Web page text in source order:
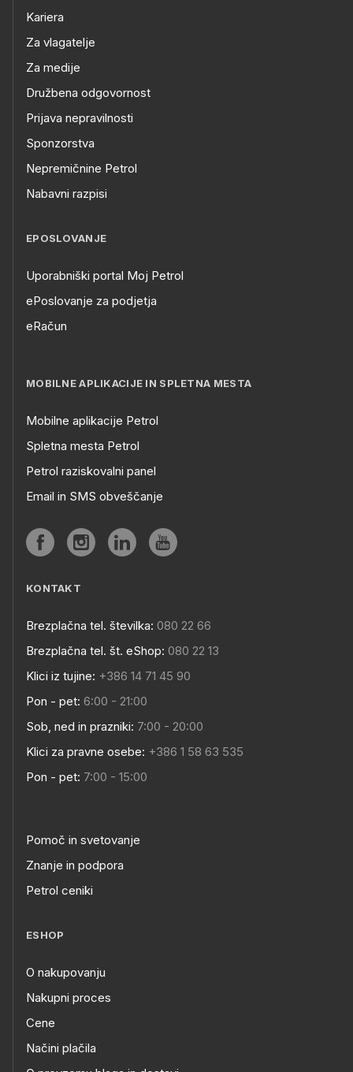
Kariera
Za vlagatelje
Za medije
Družbena odgovornost
Prijava nepravilnosti
Sponzorstva
Nepremičnine Petrol
Nabavni razpisi
EPOSLOVANJE
Uporabniški portal Moj Petrol
ePoslovanje za podjetja
eRačun
MOBILNE APLIKACIJE IN SPLETNA MESTA
Mobilne aplikacije Petrol
Spletna mesta Petrol
Petrol raziskovalni panel
Email in SMS obveščanje
KONTAKT
Brezplačna tel. številka: 080 22 66
Brezplačna tel. št. eShop: 080 22 13
Klici iz tujine: +386 14 71 45 90
Pon - pet: 6:00 - 21:00
Sob, ned in prazniki: 7:00 - 20:00
Klici za pravne osebe: +386 1 58 63 535
Pon - pet: 7:00 - 15:00
Pomoč in svetovanje
Znanje in podpora
Petrol ceniki
ESHOP
O nakupovanju
Nakupni proces
Cene
Načini plačila